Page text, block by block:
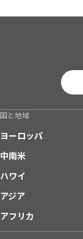
国と地域
ヨーロッパ
中南米
ハワイ
アジア
アフリカ